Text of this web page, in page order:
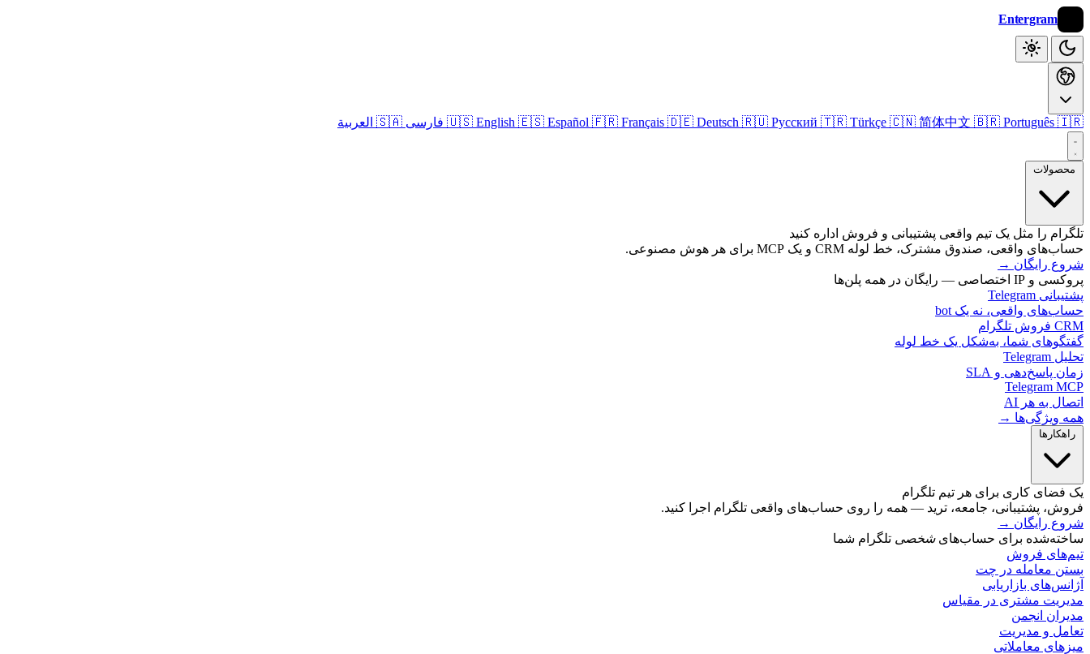
Entergram
🇺🇸 English 🇪🇸 Español 🇫🇷 Français 🇩🇪 Deutsch 🇷🇺 Русский 🇹🇷 Türkçe 🇨🇳 简体中文 🇧🇷 Português 🇮🇷 فارسی 🇸🇦 العربية
محصولات
تلگرام را مثل یک تیم واقعی پشتیبانی و فروش اداره کنید
حساب‌های واقعی، صندوق مشترک، خط لوله CRM و یک MCP برای هر هوش مصنوعی.
شروع رایگان →
پروکسی و IP اختصاصی — رایگان در همه پلن‌ها
پشتیبانی Telegram
حساب‌های واقعی، نه یک bot
CRM فروش تلگرام
گفتگوهای شما، به‌شکل یک خط لوله
تحلیل Telegram
زمان پاسخ‌دهی و SLA
Telegram MCP
اتصال به هر AI
همه ویژگی‌ها →
راهکارها
یک فضای کاری برای هر تیم تلگرام
فروش، پشتیبانی، جامعه، ترید — همه را روی حساب‌های واقعی تلگرام اجرا کنید.
شروع رایگان →
ساخته‌شده برای حساب‌هایشخصی تلگرام شما
تیم‌های فروش
بستن معامله در چت
آژانس‌های بازاریابی
مدیریت مشتری در مقیاس
مدیران انجمن
تعامل و مدیریت
میزهای معاملاتی